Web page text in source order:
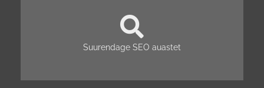
Suurendage SEO auastet